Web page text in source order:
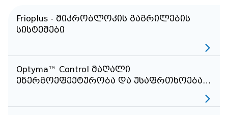
Frioplus - მიკრობლოკის გაგრილების
სისტემები
Optyma™ Control მაღალი
ენერგოეფექტურობა და უსაფრთხოება